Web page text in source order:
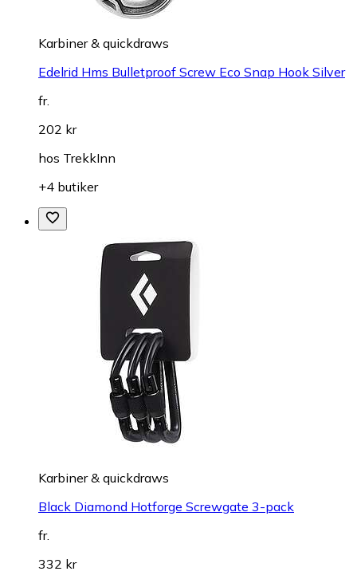
Karbiner & quickdraws
Edelrid Hms Bulletproof Screw Eco Snap Hook Silver
fr.
202 kr
hos TrekkInn
+4 butiker
Karbiner & quickdraws
Black Diamond Hotforge Screwgate 3-pack
fr.
332 kr